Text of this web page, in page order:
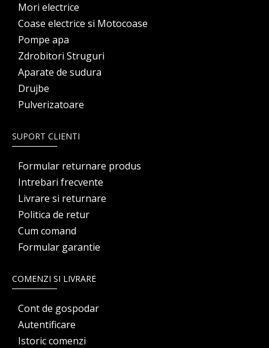
Mori electrice
Coase electrice si Motocoase
Pompe apa
Zdrobitori Struguri
Aparate de sudura
Drujbe
Pulverizatoare
SUPORT CLIENTI
Formular returnare produs
Intrebari frecvente
Livrare si returnare
Politica de retur
Cum comand
Formular garantie
COMENZI SI LIVRARE
Cont de gospodar
Autentificare
Istoric comenzi